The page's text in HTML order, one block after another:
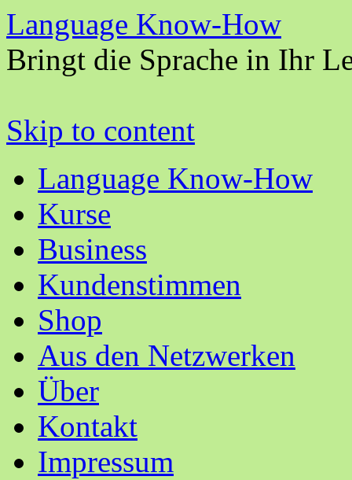
Language Know-How
Bringt die Sprache in Ihr
Skip to content
Language Know-How
Kurse
Business
Kundenstimmen
Shop
Aus den Netzwerken
Über
Kontakt
Impressum